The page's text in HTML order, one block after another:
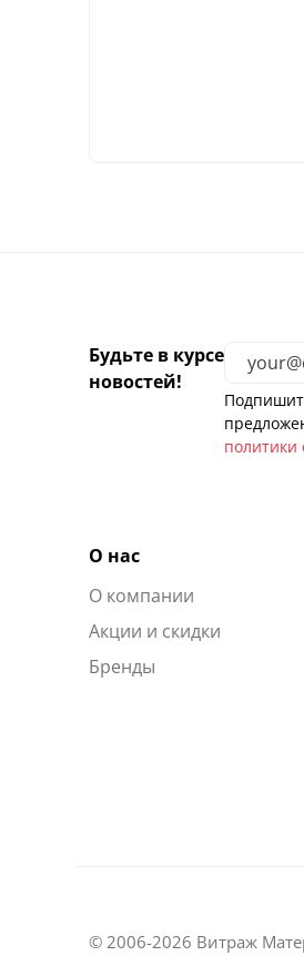
Будьте в курсе
новостей!
политики
О нас
О компании
Акции и скидки
Бренды
© 2006-2026 Витраж